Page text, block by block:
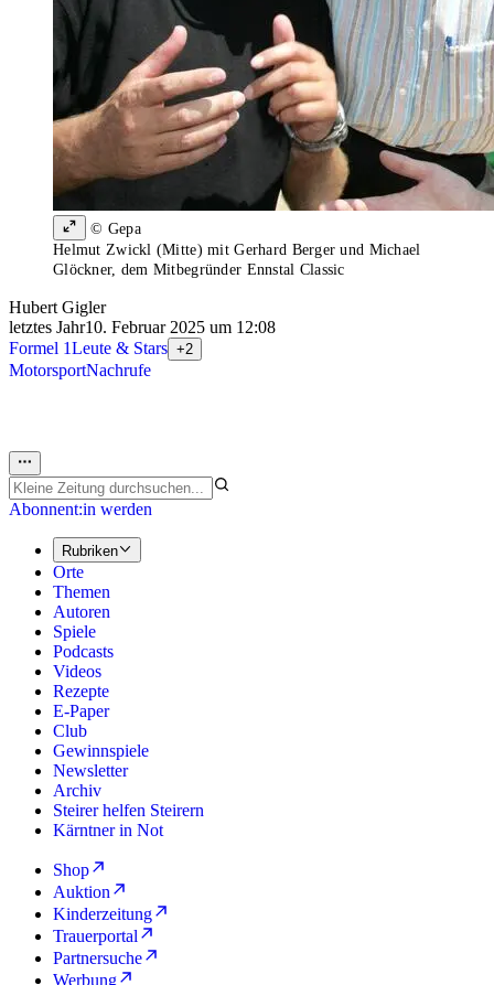
© Gepa
Helmut Zwickl (Mitte) mit Gerhard Berger und Michael
Glöckner, dem Mitbegründer Ennstal Classic
Hubert Gigler
letztes Jahr10. Februar 2025 um 12:08
Formel 1Leute & Stars +2
MotorsportNachrufe
Abonnent:in werden
Rubriken
Orte
Themen
Autoren
Spiele
Podcasts
Videos
Rezepte
E-Paper
Club
Gewinnspiele
Newsletter
Archiv
Steirer helfen Steirern
Kärntner in Not
Shop
Auktion
Kinderzeitung
Trauerportal
Partnersuche
Werbung